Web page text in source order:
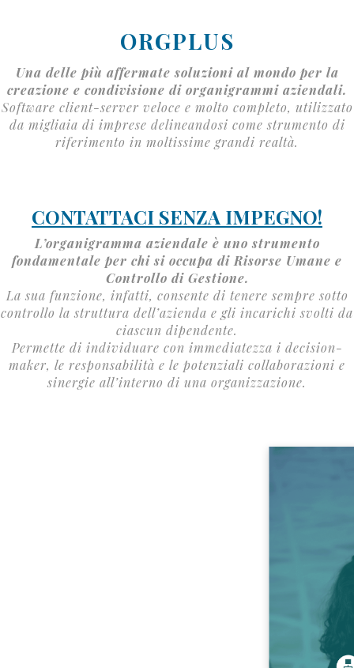
ORGPLUS
Una delle più affermate soluzioni al mondo per la
creazione e condivisione di organigrammi aziendali.
Software client-server veloce e molto completo, utilizzato
da migliaia di imprese delineandosi come strumento di
riferimento in moltissime grandi realtà.
CONTATTACI SENZA IMPEGNO!
L’organigramma aziendale è uno strumento
fondamentale per chi si occupa di Risorse Umane e
Controllo di Gestione.
La sua funzione, infatti, consente di tenere sempre sotto
controllo la struttura dell’azienda e gli incarichi svolti da
ciascun dipendente.
Permette di individuare con immediatezza i decision-
maker, le responsabilità e le potenziali collaborazioni e
sinergie all’interno di una organizzazione.